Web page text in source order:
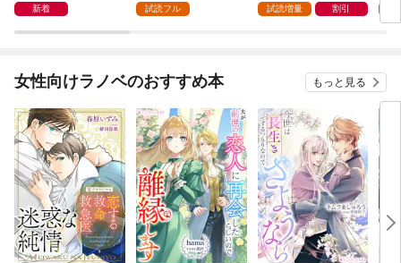
新着 試読フル 試読増量 割引
女性向けラノベのおすすめ本 もっと見る